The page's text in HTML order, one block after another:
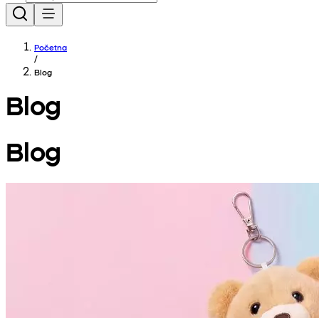
Početna
/
Blog
Blog
Blog